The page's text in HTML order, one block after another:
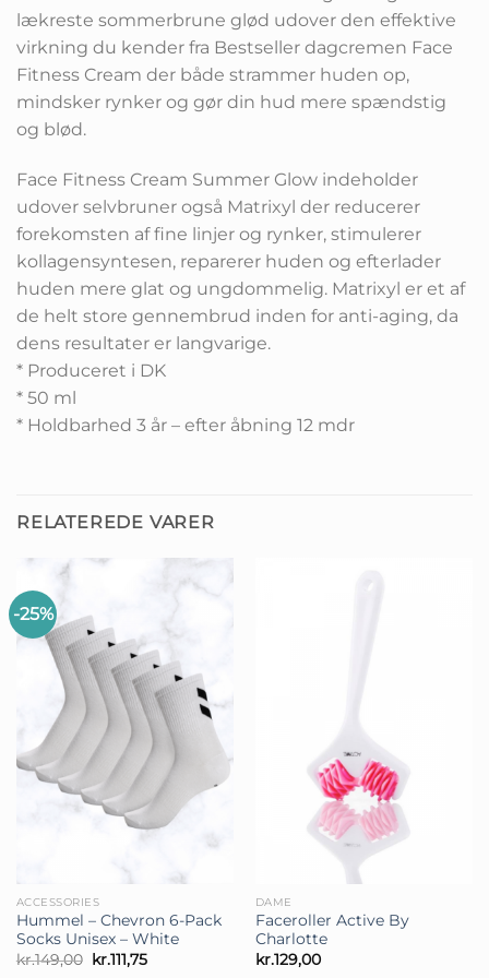
lækreste sommerbrune glød udover den effektive
virkning du kender fra Bestseller dagcremen Face
Fitness Cream der både strammer huden op,
mindsker rynker og gør din hud mere spændstig
og blød.
Face Fitness Cream Summer Glow indeholder
udover selvbruner også Matrixyl der reducerer
forekomsten af fine linjer og rynker, stimulerer
kollagensyntesen, reparerer huden og efterlader
huden mere glat og ungdommelig. Matrixyl er et af
de helt store gennembrud inden for anti-aging, da
dens resultater er langvarige.
* Produceret i DK
* 50 ml
* Holdbarhed 3 år – efter åbning 12 mdr
RELATEREDE VARER
-25%
ACCESSORIES
Hummel – Chevron 6-Pack
Socks Unisex – White
kr.149,00 Den
oprindelige
kr.111,75Den
DAME
Faceroller Active By
Charlotte
kr.129,00